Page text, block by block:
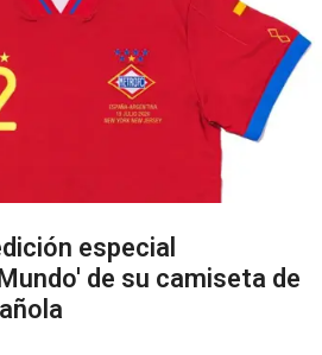
especial
de su camiseta de